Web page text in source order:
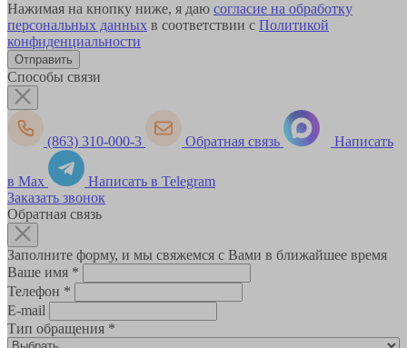
Нажимая на кнопку ниже, я даю согласие на обработку
персональных данных в соответствии с Политикой
конфиденциальности
Способы связи
(863) 310-000-3 Обратная связь Написать
в Max
Написать в Telegram
Заказать звонок
Обратная связь
Заполните форму, и мы свяжемся с Вами в ближайшее время
Ваше имя *
Телефон *
E-mail
Тип обращения *